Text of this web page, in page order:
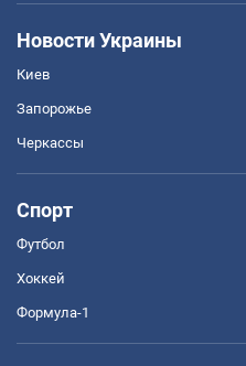
Новости Украины
Киев
Запорожье
Черкассы
Спорт
Футбол
Хоккей
Формула-1